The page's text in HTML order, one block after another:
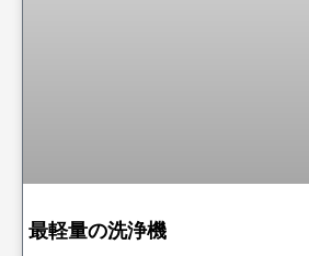
最軽量の洗浄機